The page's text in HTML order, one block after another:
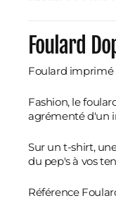
Foulard
Foulard imprimé
Fashion, le
agrémenté d'un
Sur un t-shirt,
du pep's à vos
Référence